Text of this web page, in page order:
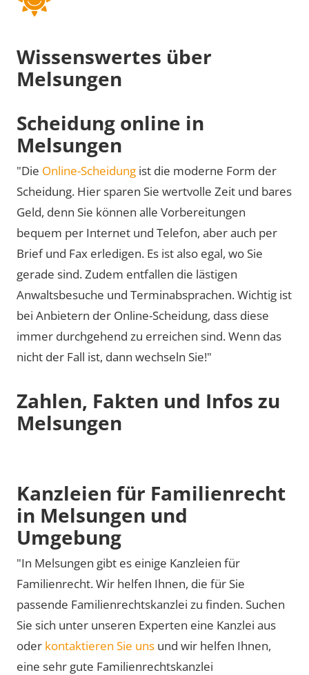
Wissenswertes über
Melsungen
Scheidung online in
Melsungen
"Die Online-Scheidung ist die moderne Form der
Scheidung. Hier sparen Sie wertvolle Zeit und bares
Geld, denn Sie können alle Vorbereitungen
bequem per Internet und Telefon, aber auch per
Brief und Fax erledigen. Es ist also egal, wo Sie
gerade sind. Zudem entfallen die lästigen
Anwaltsbesuche und Terminabsprachen. Wichtig ist
bei Anbietern der Online-Scheidung, dass diese
immer durchgehend zu erreichen sind. Wenn das
nicht der Fall ist, dann wechseln Sie!"
Zahlen, Fakten und Infos zu
Melsungen
Kanzleien für Familienrecht
in Melsungen und
Umgebung
"In Melsungen gibt es einige Kanzleien für
Familienrecht. Wir helfen Ihnen, die für Sie
passende Familienrechtskanzlei zu finden. Suchen
Sie sich unter unseren Experten eine Kanzlei aus
oder kontaktieren Sie uns und wir helfen Ihnen,
eine sehr gute Familienrechtskanzlei